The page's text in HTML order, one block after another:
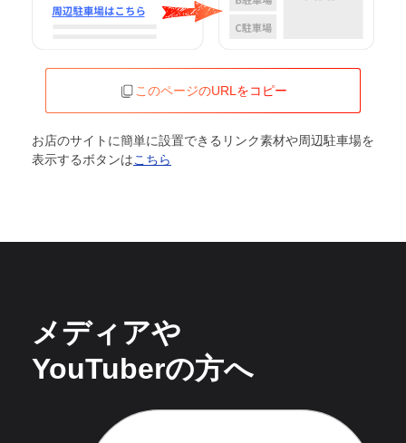
このページのURLをコピー
お店のサイトに簡単に設置できるリンク素材や周辺駐車場を
表示するボタンはこちら
メディアや
YouTuberの方へ